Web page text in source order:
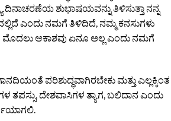
ದಿನಾಚರಣೆಯ ಶುಭಾಷಯವನ್ನು ತಿಳಿಸುತ್ತಾ ನನ್ನ
ಎಂದು ನಮಗೆ ತಿಳಿದಿದೆ, ನಮ್ಮ ಕನಸುಗಳು
ಮೊದಲು ಆಕಾಶವು ಏನೂ ಅಲ್ಲ ಎಂದು ನಮಗೆ
ಪರಿಶುದ್ಧವಾಗಿರಬೇಕು ಮತ್ತು ಎಲ್ಲಕ್ಕಿಂತ
ದೇಶವಾಸಿಗಳ ತ್ಯಾಗ, ಬಲಿದಾನ ಎಂದು